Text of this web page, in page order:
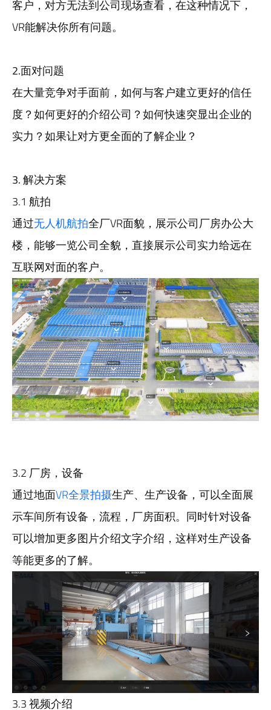
客户，对方无法到公司现场查看，在这种情况下，
VR能解决你所有问题。
2.面对问题
在大量竞争对手面前，如何与客户建立更好的信任
度？如何更好的介绍公司？如何快速突显出企业的
实力？如果让对方更全面的了解企业？
3. 解决方案
3.1 航拍
通过无人机航拍全厂VR面貌，展示公司厂房办公大
楼，能够一览公司全貌，直接展示公司实力给远在
互联网对面的客户。
3.2 厂房，设备
通过地面VR全景拍摄生产、生产设备，可以全面展
示车间所有设备，流程，厂房面积。同时针对设备
可以增加更多图片介绍文字介绍，这样对生产设备
等能更多的了解。
3.3 视频介绍